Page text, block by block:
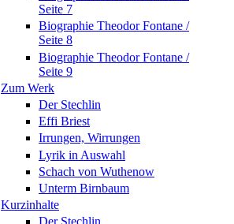
Seite 7
Biographie Theodor Fontane /
Seite 8
Biographie Theodor Fontane /
Seite 9
Zum Werk
Der Stechlin
Effi Briest
Irrungen, Wirrungen
Lyrik in Auswahl
Schach von Wuthenow
Unterm Birnbaum
Kurzinhalte